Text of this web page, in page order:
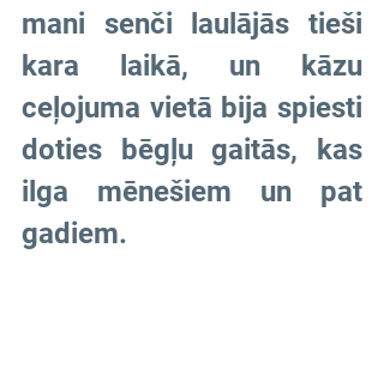
mani senči laulājās tieši
kara laikā, un kāzu
ceļojuma vietā bija spiesti
doties bēgļu gaitās, kas
ilga mēnešiem un pat
gadiem.